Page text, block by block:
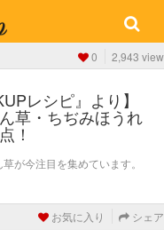
0 2,943 view
レシピ』より】
草・ちぢみほうれ
！
が今注目を集めています。
お気に入り シェア